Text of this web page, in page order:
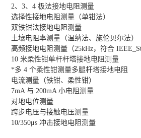
2、3、4 极法接地电阻测量
选择性接地电阻测量（单钳法）
双铁钳法接地电阻测量
土壤电阻率测量（温纳法、施伦贝尔法）
高频接地电阻测量（25kHz，符合
10 米柔性钳单杆杆塔接地电阻测量
*多 4 个柔性钳测量多腿杆塔接地电阻
电流测量（铁钳、柔性钳）
7mA 与 200mA 小电阻测量
对地电位测量
跨步电压与接触电压测量
10/350μs 冲击接地电阻测量